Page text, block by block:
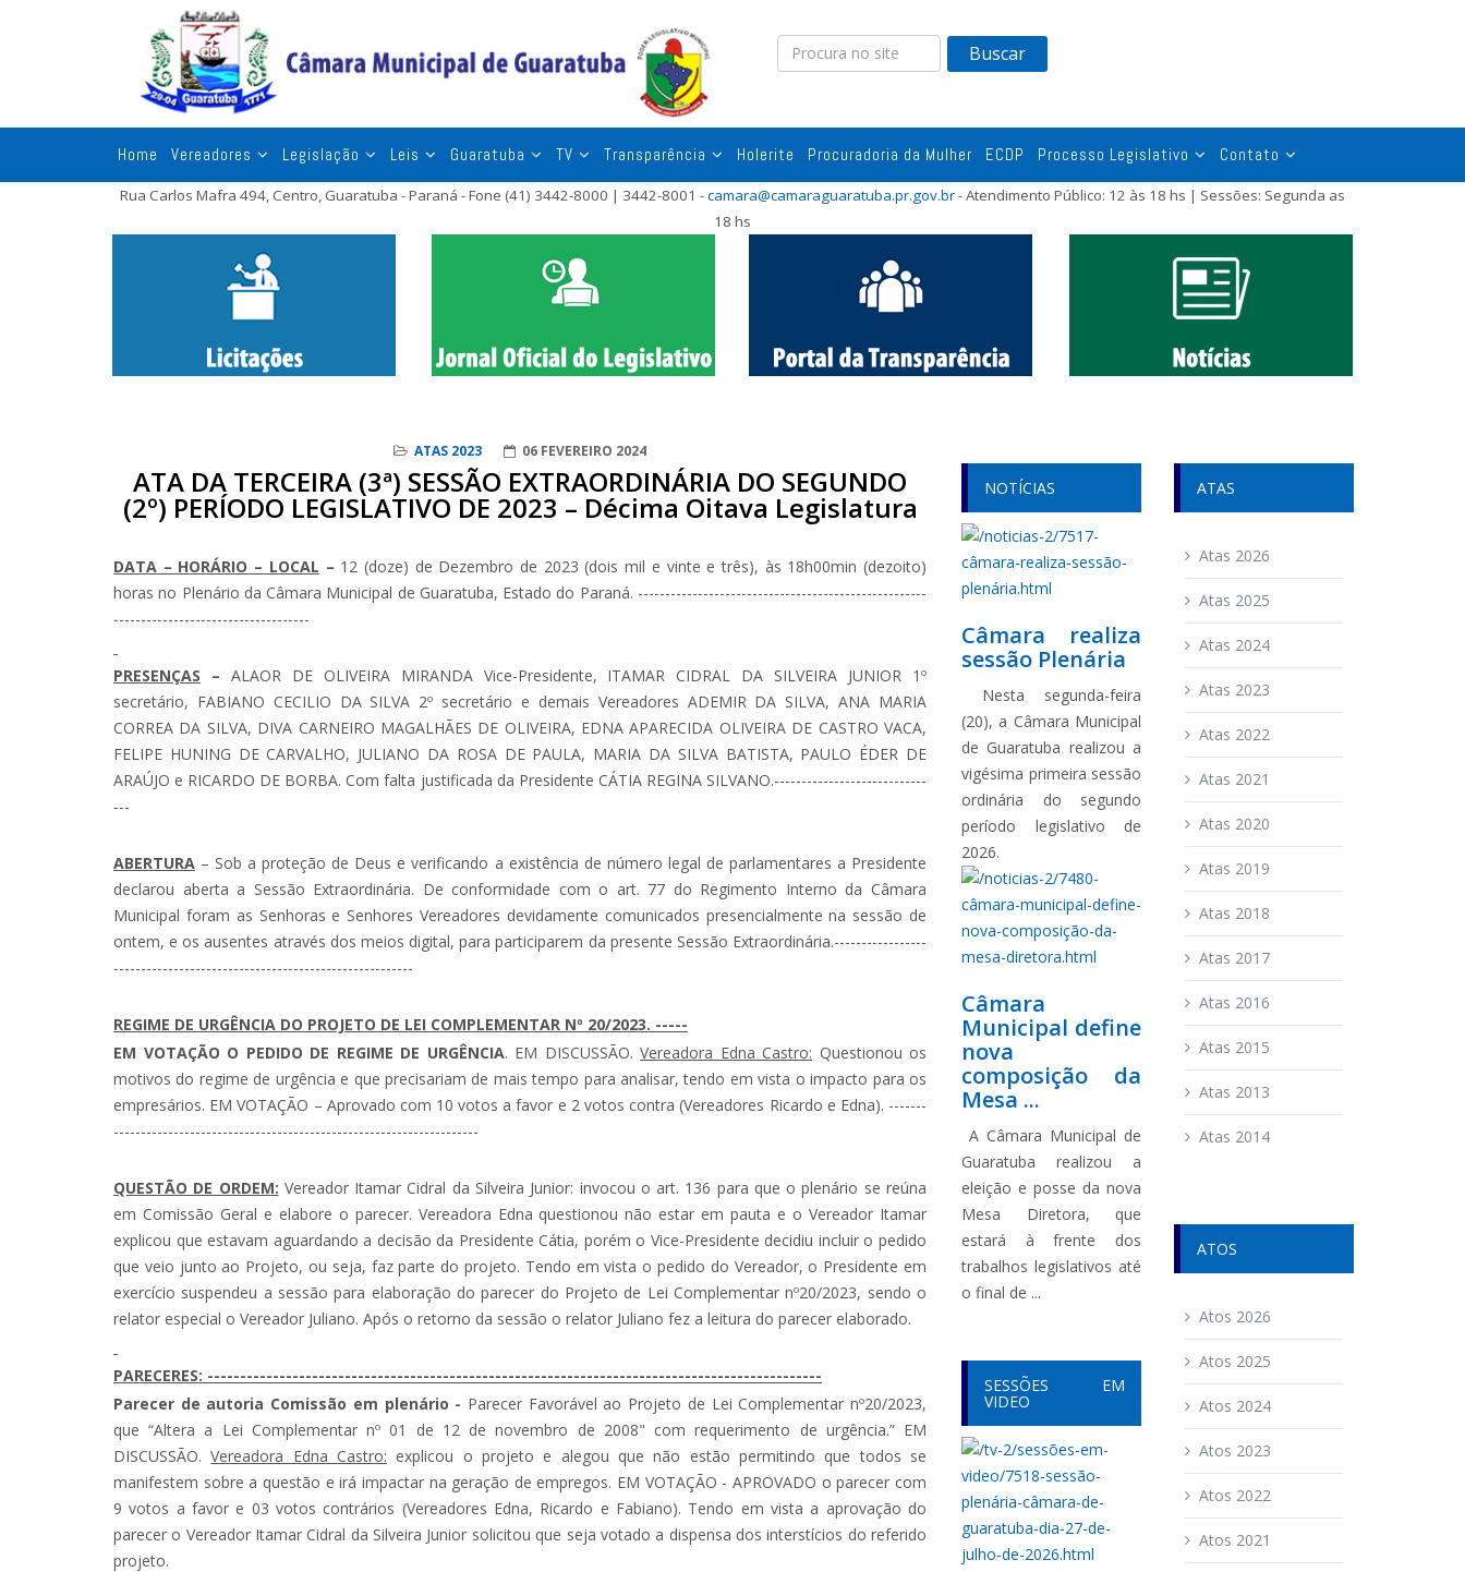
Buscar
Home Vereadores Legislação Leis Guaratuba TV Transparência Holerite Procuradoria da Mulher ECDP Processo Legislativo Contato
Rua Carlos Mafra 494, Centro, Guaratuba - Paraná - Fone (41) 3442-8000 | 3442-8001 -camara@camaraguaratuba.pr.gov.br- Atendimento Público: 12 às 18 hs | Sessões: Segunda as
18 hs
ATAS 2023 06 FEVEREIRO 2024
ATA DA TERCEIRA (3ª) SESSÃO EXTRAORDINÁRIA DO SEGUNDO
(2º) PERÍODO LEGISLATIVO DE 2023 – Décima Oitava Legislatura
DATA – HORÁRIO – LOCAL – 12 (doze) de Dezembro de 2023 (dois mil e vinte e três), às 18h00min (dezoito)
horas no Plenário da Câmara Municipal de Guaratuba, Estado do Paraná. -----------------------------------------------------
------------------------------------
PRESENÇAS – ALAOR DE OLIVEIRA MIRANDA Vice-Presidente, ITAMAR CIDRAL DA SILVEIRA JUNIOR 1º
secretário, FABIANO CECILIO DA SILVA 2º secretário e demais Vereadores ADEMIR DA SILVA, ANA MARIA
CORREA DA SILVA, DIVA CARNEIRO MAGALHÃES DE OLIVEIRA, EDNA APARECIDA OLIVEIRA DE CASTRO VACA,
FELIPE HUNING DE CARVALHO, JULIANO DA ROSA DE PAULA, MARIA DA SILVA BATISTA, PAULO ÉDER DE
ARAÚJO e RICARDO DE BORBA. Com falta justificada da Presidente CÁTIA REGINA SILVANO.----------------------------
---
ABERTURA – Sob a proteção de Deus e verificando a existência de número legal de parlamentares a Presidente
declarou aberta a Sessão Extraordinária. De conformidade com o art. 77 do Regimento Interno da Câmara
Municipal foram as Senhoras e Senhores Vereadores devidamente comunicados presencialmente na sessão de
ontem, e os ausentes através dos meios digital, para participarem da presente Sessão Extraordinária.-----------------
-------------------------------------------------------
REGIME DE URGÊNCIA DO PROJETO DE LEI COMPLEMENTAR Nº 20/2023. -----
EM VOTAÇÃO O PEDIDO DE REGIME DE URGÊNCIA. EM DISCUSSÃO. Vereadora Edna Castro: Questionou os
motivos do regime de urgência e que precisariam de mais tempo para analisar, tendo em vista o impacto para os
empresários. EM VOTAÇÃO – Aprovado com 10 votos a favor e 2 votos contra (Vereadores Ricardo e Edna). -------
-------------------------------------------------------------------
QUESTÃO DE ORDEM: Vereador Itamar Cidral da Silveira Junior: invocou o art. 136 para que o plenário se reúna
em Comissão Geral e elabore o parecer. Vereadora Edna questionou não estar em pauta e o Vereador Itamar
explicou que estavam aguardando a decisão da Presidente Cátia, porém o Vice-Presidente decidiu incluir o pedido
que veio junto ao Projeto, ou seja, faz parte do projeto. Tendo em vista o pedido do Vereador, o Presidente em
exercício suspendeu a sessão para elaboração do parecer do Projeto de Lei Complementar nº20/2023, sendo o
relator especial o Vereador Juliano. Após o retorno da sessão o relator Juliano fez a leitura do parecer elaborado.
PARECERES: ----------------------------------------------------------------------------------------------
Parecer de autoria Comissão em plenário - Parecer Favorável ao Projeto de Lei Complementar nº20/2023,
que “Altera a Lei Complementar nº 01 de 12 de novembro de 2008" com requerimento de urgência.” EM
DISCUSSÃO.Vereadora Edna Castro: explicou o projeto e alegou que não estão permitindo que todos se
manifestem sobre a questão e irá impactar na geração de empregos. EM VOTAÇÃO - APROVADO o parecer com
9 votos a favor e 03 votos contrários (Vereadores Edna, Ricardo e Fabiano). Tendo em vista a aprovação do
parecer o Vereador Itamar Cidral da Silveira Junior solicitou que seja votado a dispensa dos interstícios do referido
projeto.
NOTÍCIAS
Câmara realiza
sessão Plenária
Nesta segunda-feira
(20), a Câmara Municipal
de Guaratuba realizou a
vigésima primeira sessão
ordinária do segundo
período legislativo de
2026.
Câmara
Municipal define
nova
composição da
Mesa ...
A Câmara Municipal de
Guaratuba realizou a
eleição e posse da nova
Mesa Diretora, que
estará à frente dos
trabalhos legislativos até
o final de ...
SESSÕES EM
VIDEO
ATAS
Atas 2026
Atas 2025
Atas 2024
Atas 2023
Atas 2022
Atas 2021
Atas 2020
Atas 2019
Atas 2018
Atas 2017
Atas 2016
Atas 2015
Atas 2013
Atas 2014
ATOS
Atos 2026
Atos 2025
Atos 2024
Atos 2023
Atos 2022
Atos 2021